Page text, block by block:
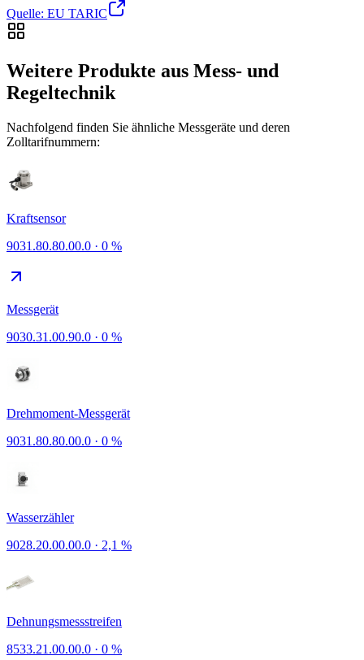
Quelle: EU TARIC
Weitere Produkte aus Mess- und
Regeltechnik
Nachfolgend finden Sie ähnliche Messgeräte und deren
Zolltarifnummern:
Kraftsensor
9031.80.80.00.0 · 0 %
Messgerät
9030.31.00.90.0 · 0 %
Drehmoment-Messgerät
9031.80.80.00.0 · 0 %
Wasserzähler
9028.20.00.00.0 · 2,1 %
Dehnungsmessstreifen
8533.21.00.00.0 · 0 %